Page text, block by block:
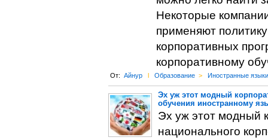
Некоторые
применяют
корпоративных
корпоративному
От: Айнур l Образование > Иностранные языки
Эх уж этот модный
обучения иностранному
Эх уж этот модный
национального